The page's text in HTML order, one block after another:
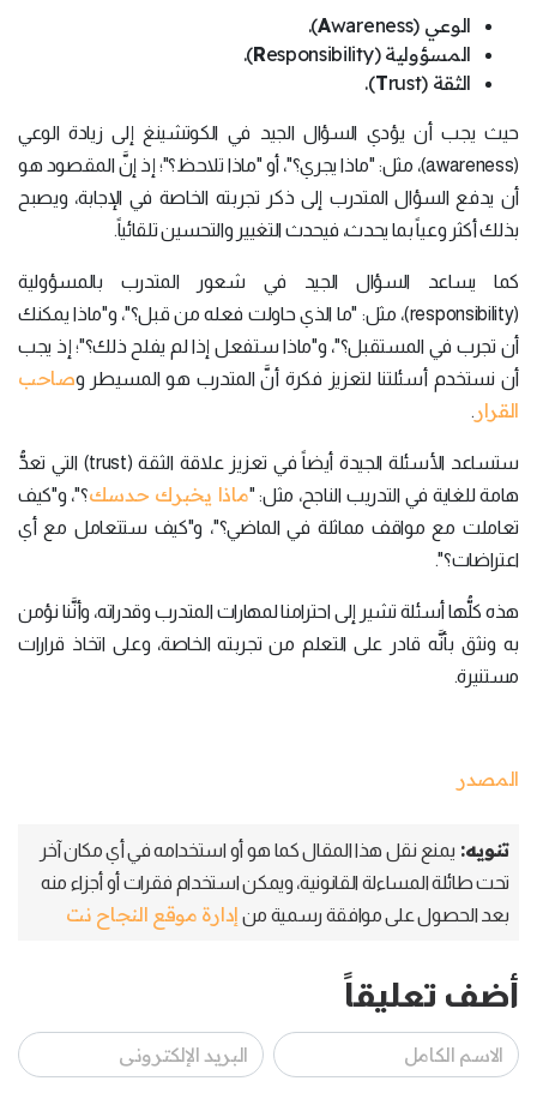
الوعي ( Awareness).
المسؤولية (
Responsibility).
الثقة (
Trust).
حيث يجب أن يؤدي السؤال الجيد في الكوتشينغ إلى زيادة الوعي
(awareness)، مثل: "ماذا يجري؟"، أو "ماذا تلاحظ؟"؛ إذ إنَّ المقصود هو
أن يدفع السؤال المتدرب إلى ذكر تجربته الخاصة في الإجابة، ويصبح
بذلك أكثر وعياً بما يحدث، فيحدث التغيير والتحسين تلقائياً.
كما يساعد السؤال الجيد في شعور المتدرب بالمسؤولية
(responsibility)، مثل: "ما الذي حاولت فعله من قبل؟"، و"ماذا يمكنك
أن تجرب في المستقبل؟"، و"ماذا ستفعل إذا لم يفلح ذلك؟"؛ إذ يجب
أن نستخدم أسئلتنا لتعزيز فكرة أنَّ المتدرب هو المسيطر وصاحب
القرار .
ستساعد الأسئلة الجيدة أيضاً في تعزيز علاقة الثقة (trust) التي تعدُّ
هامة للغاية في التدريب الناجح، مثل: "ماذا يخبرك حدسك؟"، و"كيف
تعاملت مع مواقف مماثلة في الماضي؟"، و"كيف ستتعامل مع أي
اعتراضات؟".
هذه كلُّها أسئلة تشير إلى احترامنا لمهارات المتدرب وقدراته، وأنَّنا نؤمن
به ونثق بأنَّه قادر على التعلم من تجربته الخاصة، وعلى اتخاذ قرارات
مستنيرة.
المصدر
تنويه: يمنع نقل هذا المقال كما هو أو استخدامه في أي مكان آخر
تحت طائلة المساءلة القانونية، ويمكن استخدام فقرات أو أجزاء منه
بعد الحصول على موافقة رسمية من إدارة موقع النجاح نت
أضف تعليقاً